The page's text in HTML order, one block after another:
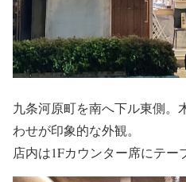
九条河原町を南へ下ル東側。
わせが印象的な外観。
店内は1Fカウンター席にテー